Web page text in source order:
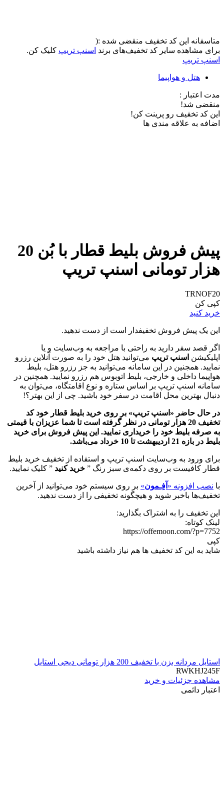
متاسفانه این کد تخفیف منقضی شده :(
برای مشاهده سایر کد تخفیف‌های برند اسنپ تریپ کلیک کن.
اسنپ تریپ
هتل و هواپیما
مدت اعتبار :
منقضی شد!
این کد تخفیف رو پرینت کن!
اضافه به علاقه مندی ها
پیش فروش بلیط قطار با بُن 20
هزار تومانی اسنپ تریپ
TRNOF20
کپی کن
خرید کنید
این یک پیش فروش تخفیفدار است از دست ندهید.
اگر قصد سفر دارید به راحتی با مراجعه به وب‌سایت و یا
اپلیکیشن اسنپ تریپ می‌توانید هتل خود را به صورت آنلاین رزرو
نمایید. همجنین در این سامانه می‌توانید به جز رزرو هتل، بلیط
هواپیما داخلی و خارجی، بلیط اتوبوس هم رزرو نمایید. همچنین در
سامانه اسنپ تریپ بر اساس ستاره و نوع اقامتگاه، می‌توان به
دنبال بهترین محل اقامت در سفر خود باشید. چی از این بهتر؟!
در حال حاضر «اسنپ تریپ» بر روی خرید بلیط قطار خود کد
تخفیف 20 هزار تومانی در نظر گرفته است تا شما عزیزان با قیمتی
به صرفه بلیط خود را خریداری نمایید. این پیش فروش برای خرید
بلیط در بازه 21 اردیبهشت تا 10 خرداد می‌باشد.
برای ورود به وب‌سایت اسنپ تریپ و استفاده از تخفیف خرید بلیط
قطار کافیست بر روی دکمه‌ی سبز رنگ ” خرید کنید ” کلیک نمایید.
با نصب افزونه « آفِـمون» بر روی سیستم خود می‌توانید از آخرین
تخفیف‌ها باخبر شوید و هیچگونه تخفیفی را از دست ندهید.
این تخفیف را به اشتراک بگذارید:
لینک کوتاه:
https://offemoon.com/?p=7752
کپی
شاید به این کد تخفیف ها هم نیاز داشته باشید
استایل مردانه بزن با تخفیف 200 هزار تومانی دیجی استایل
RWKHJ245F
مشاهده جزئیات و خرید
اعتبار دائمی